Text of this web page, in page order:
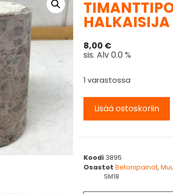
HALKAISIJA
8,00 €
sis. Alv 0.0 %
1 varastossa
Lisää ostoskoriin
Koodi 3895
Osastot Betonipainot,
SM18